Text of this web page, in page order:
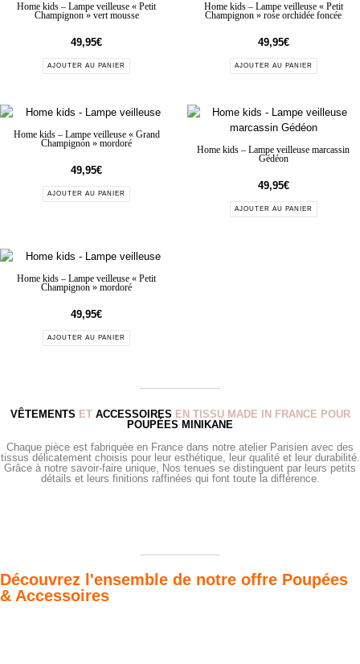
Home kids – Lampe veilleuse « Petit
Champignon » vert mousse
49,95€
AJOUTER AU PANIER
Home kids – Lampe veilleuse « Petit
Champignon » rose orchidée foncée
49,95€
AJOUTER AU PANIER
Home kids – Lampe veilleuse « Grand
Champignon » mordoré
49,95€
AJOUTER AU PANIER
Home kids – Lampe veilleuse marcassin
Gédéon
49,95€
AJOUTER AU PANIER
Home kids – Lampe veilleuse « Petit
Champignon » mordoré
49,95€
AJOUTER AU PANIER
VÊTEMENTS ET ACCESSOIRES EN TISSU MADE IN FRANCE POUR
POUPÉES MINIKANE
Chaque pièce est fabriquée en France dans notre atelier Parisien avec des
tissus délicatement choisis pour leur esthétique, leur qualité et leur durabilité.
Grâce à notre savoir-faire unique, Nos tenues se distinguent par leurs petits
détails et leurs finitions raffinées qui font toute la différence.
Découvrez l'ensemble de notre offre Poupées
& Accessoires